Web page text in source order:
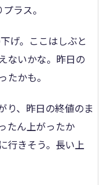
ラス。
げ。ここはしぶと
ないかな。昨日の
かも。
り、昨日の終値のま
たん上がったか
行きそう。長い上